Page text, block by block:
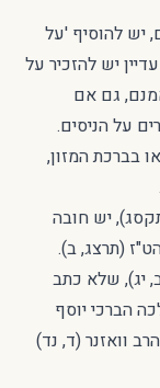
יש להוסיף 'על
יש להזכיר על
גם אם
על הניסים.
בברכת המזון,
יש חובה
(תרצג, ב).
יג), שלא כתב
הברכי יוסף
וואזנר (ד, נד)